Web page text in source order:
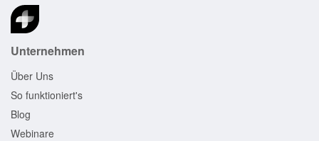
Unternehmen
Über Uns
So funktioniert's
Blog
Webinare